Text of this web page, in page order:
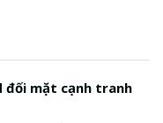
đối mặt cạnh tranh